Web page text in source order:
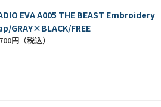
EVA A005 THE BEAST Embroidery
GRAY×BLACK/FREE
円